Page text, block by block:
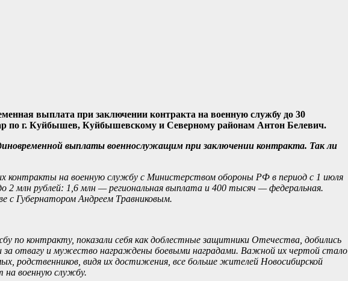
выплата при заключении контракта на военную службу до 30
по г. Куйбышев, Куйбышевскому и Северному районам Антон Белевич.
выплаты военнослужащим при заключении контракта. Так ли
контракты на военную службу с Министерством обороны РФ в период с 1 июля
2 млн рублей: 1,6 млн — региональная выплата и 400 тысяч — федеральная.
с Губернатором Андреем Травниковым.
контракту, показали себя как доблестные защитники Отечества, добились
за отвагу и мужество награждены боевыми наградами. Важной их чертой стало
родственников, видя их достижения, все больше жителей Новосибирской
военную службу.